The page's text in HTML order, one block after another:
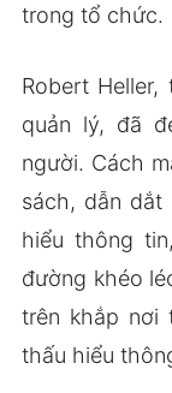
trong tổ chức.
Robert
quản lý, đã
người. Cách
sách, dẫn
hiểu thông
đường khéo
trên khắp nơi
thấu hiểu